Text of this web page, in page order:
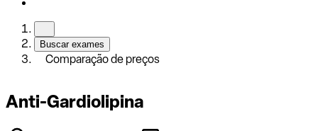
Buscar exames
Comparação de preços
Anti-Gardiolipina